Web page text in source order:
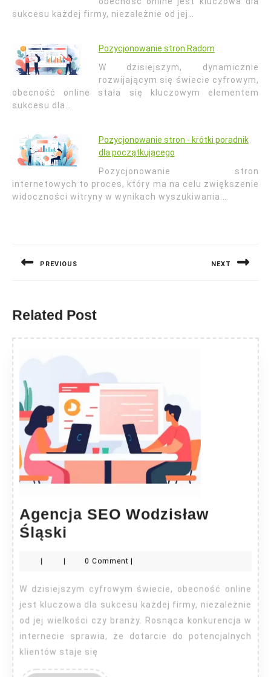
sukcesu każdej firmy, niezależnie od jej…
Pozycjonowanie stron Radom
W dzisiejszym, dynamicznie
rozwijającym się świecie cyfrowym,
obecność online stała się kluczowym elementem
sukcesu dla…
Pozycjonowanie stron - krótki poradnik
dla początkującego
Pozycjonowanie stron
internetowych to proces, który ma na celu zwiększenie
widoczności witryny w wynikach wyszukiwania.…
PREVIOUS NEXT
Related Post
Agencja SEO Wodzisław
Śląski
Wodzisław
Śląski
| | 0 Comment |
W dzisiejszym cyfrowym świecie, obecność online
jest kluczowa dla sukcesu każdej firmy, niezależnie
od jej wielkości czy branży. Rosnąca konkurencja w
internecie sprawia, że dotarcie do potencjalnych
klientów staje się